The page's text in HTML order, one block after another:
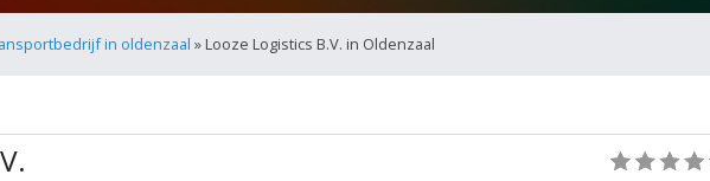
in oldenzaal » Looze Logistics B.V. in Oldenzaal